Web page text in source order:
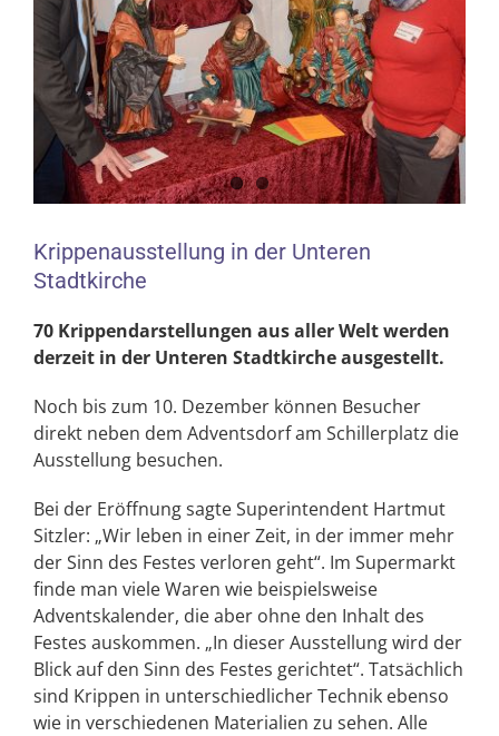
Krippenausstellung in der Unteren
Stadtkirche
70 Krippendarstellungen aus aller Welt werden
derzeit in der Unteren Stadtkirche ausgestellt.
Noch bis zum 10. Dezember können Besucher
direkt neben dem Adventsdorf am Schillerplatz die
Ausstellung besuchen.
Bei der Eröffnung sagte Superintendent Hartmut
Sitzler: „Wir leben in einer Zeit, in der immer mehr
der Sinn des Festes verloren geht“. Im Supermarkt
finde man viele Waren wie beispielsweise
Adventskalender, die aber ohne den Inhalt des
Festes auskommen. „In dieser Ausstellung wird der
Blick auf den Sinn des Festes gerichtet“. Tatsächlich
sind Krippen in unterschiedlicher Technik ebenso
wie in verschiedenen Materialien zu sehen. Alle